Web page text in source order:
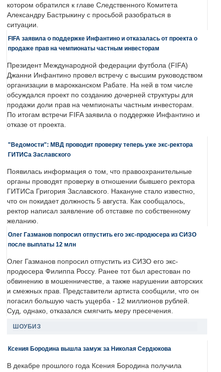
котором обратился к главе Следственного Комитета
Александру Бастрыкину с просьбой разобраться в
ситуации.
FIFA заявила о поддержке Инфантино и отказалась от проекта о
продаже прав на чемпионаты частным инвесторам
Президент Международной федерации футбола (FIFA)
Джанни Инфантино провел встречу с высшим руководством
организации в марокканском Рабате. На ней в том числе
обсуждался проект по созданию дочерней структуры для
продажи доли прав на чемпионаты частным инвесторам.
По итогам встречи FIFA заявила о поддержке Инфантино и
отказе от проекта.
"Ведомости": МВД проводит проверку теперь уже экс-ректора
ГИТИСа Заславского
Появилась информация о том, что правоохранительные
органы проводят проверку в отношении бывшего ректора
ГИТИСа Григория Заславского. Накануне стало известно,
что он покидает должность 5 августа. Как сообщалось,
ректор написал заявление об отставке по собственному
желанию.
Олег Газманов попросил отпустить его экс-продюсера из СИЗО
после выплаты 12 млн
Олег Газманов попросил отпустить из СИЗО его экс-
продюсера Филиппа Россу. Ранее тот был арестован по
обвинению в мошенничестве, а также нарушении авторских
и смежных прав. Представители артиста сообщили, что он
погасил большую часть ущерба - 12 миллионов рублей.
Суд, однако, отказался смягчить меру пресечения.
ШОУБИЗ
Ксения Бородина вышла замуж за Николая Сердюкова
В декабре прошлого года Ксения Бородина получила